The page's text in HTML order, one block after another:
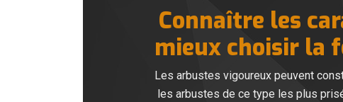
Connaître les
mieux choisir la
Les arbustes vigoureux peuvent
les arbustes de ce type les plus